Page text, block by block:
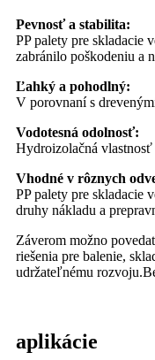
Pevnosť a stabilita:
PP palety pre skladacie
zabránilo poškodeniu a
Ľahký a pohodlný:
V porovnaní s
Vodotesná odolnosť:
Hydroizolačná
Vhodné v rôznych
PP palety pre skladacie
druhy nákladu a
Záverom možno
riešenia pre balenie,
udržateľnému
aplikácie